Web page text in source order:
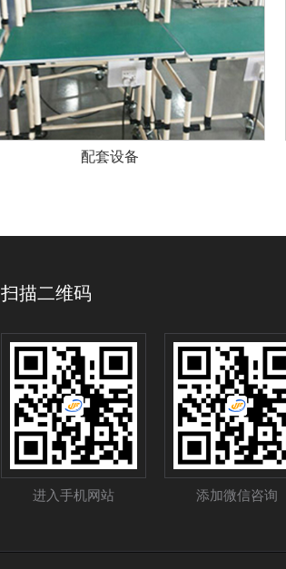
配套设备
扫描二维码
进入手机网站 添加微信咨询